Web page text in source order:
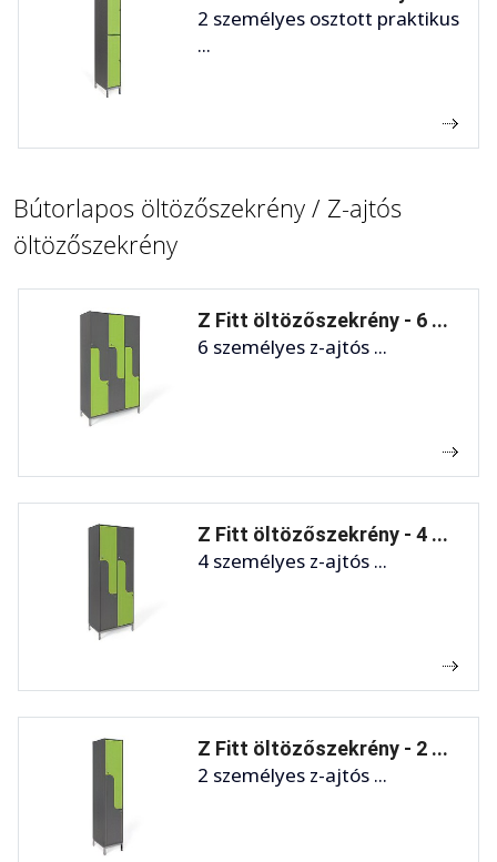
2 személyes osztott praktikus
...
Bútorlapos öltözőszekrény / Z-ajtós
öltözőszekrény
Z Fitt öltözőszekrény - 6 ...
6 személyes z-ajtós ...
Z Fitt öltözőszekrény - 4 ...
4 személyes z-ajtós ...
Z Fitt öltözőszekrény - 2 ...
2 személyes z-ajtós ...